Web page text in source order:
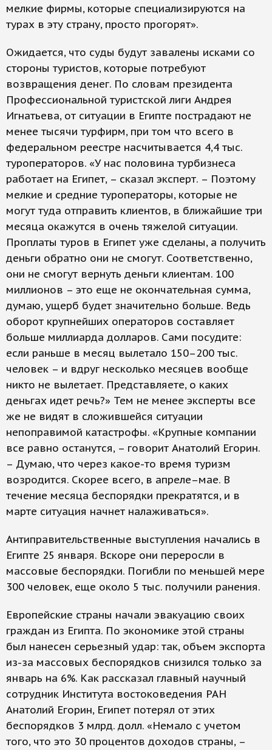
мелкие фирмы, которые специализируются на
турах в эту страну, просто прогорят».
Ожидается, что суды будут завалены исками со
стороны туристов, которые потребуют
возвращения денег. По словам президента
Профессиональной туристской лиги Андрея
Игнатьева, от ситуации в Египте пострадают не
менее тысячи турфирм, при том что всего в
федеральном реестре насчитывается 4,4 тыс.
туроператоров. «У нас половина турбизнеса
работает на Египет, – сказал эксперт. – Поэтому
мелкие и средние туроператоры, которые не
могут туда отправить клиентов, в ближайшие три
месяца окажутся в очень тяжелой ситуации.
Проплаты туров в Египет уже сделаны, а получить
деньги обратно они не смогут. Соответственно,
они не смогут вернуть деньги клиентам. 100
миллионов – это еще не окончательная сумма,
думаю, ущерб будет значительно больше. Ведь
оборот крупнейших операторов составляет
больше миллиарда долларов. Сами посудите:
если раньше в месяц вылетало 150–200 тыс.
человек – и вдруг несколько месяцев вообще
никто не вылетает. Представляете, о каких
деньгах идет речь?» Тем не менее эксперты все
же не видят в сложившейся ситуации
непоправимой катастрофы. «Крупные компании
все равно останутся, – говорит Анатолий Егорин.
– Думаю, что через какое-то время туризм
возродится. Скорее всего, в апреле–мае. В
течение месяца беспорядки прекратятся, и в
марте ситуация начнет налаживаться».
Антиправительственные выступления начались в
Египте 25 января. Вскоре они переросли в
массовые беспорядки. Погибли по меньшей мере
300 человек, еще около 5 тыс. получили ранения.
Европейские страны начали эвакуацию своих
граждан из Египта. По экономике этой страны
был нанесен серьезный удар: так, объем экспорта
из-за массовых беспорядков снизился только за
январь на 6%. Как рассказал главный научный
сотрудник Института востоковедения РАН
Анатолий Егорин, Египет потерял от этих
беспорядков 3 млрд. долл. «Немало с учетом
того, что это 30 процентов доходов страны, –